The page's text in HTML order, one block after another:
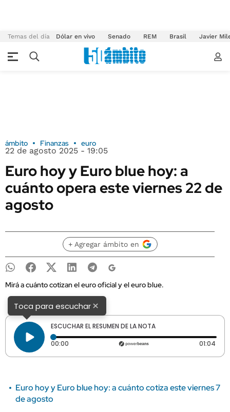
Temas del día Dólar en vivo Senado REM Brasil Javier
ámbito Finanzas euro
22 de agosto 2025 - 19:05
Euro hoy y Euro blue hoy: a
cuánto opera este viernes 22 de
agosto
+ Agregar ámbito en
Mirá a cuánto cotizan el euro oficial y el euro blue.
Toca para escuchar×
ESCUCHAR EL RESUMEN DE LA NOTA
00:00 Tiempo transcurrido: 0 segundos 01:04
Euro hoy y Euro blue hoy: a cuánto cotiza este viernes 7
de agosto